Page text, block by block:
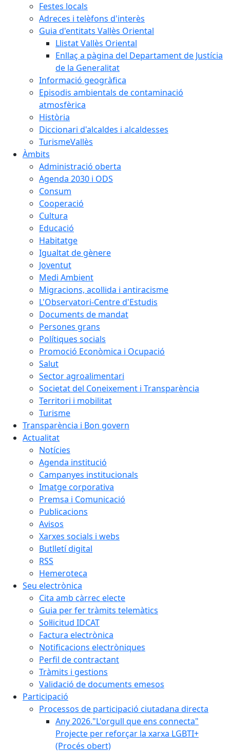
Festes locals
Adreces i telèfons d'interès
Guia d'entitats Vallès Oriental
Llistat Vallès Oriental
Enllaç a pàgina del Departament de Justícia
de la Generalitat
Informació geogràfica
Episodis ambientals de contaminació
atmosfèrica
Història
Diccionari d'alcaldes i alcaldesses
TurismeVallès
Àmbits
Administració oberta
Agenda 2030 i ODS
Consum
Cooperació
Cultura
Educació
Habitatge
Igualtat de gènere
Joventut
Medi Ambient
Migracions, acollida i antiracisme
L'Observatori-Centre d'Estudis
Documents de mandat
Persones grans
Polítiques socials
Promoció Econòmica i Ocupació
Salut
Sector agroalimentari
Societat del Coneixement i Transparència
Territori i mobilitat
Turisme
Transparència i Bon govern
Actualitat
Notícies
Agenda institució
Campanyes institucionals
Imatge corporativa
Premsa i Comunicació
Publicacions
Avisos
Xarxes socials i webs
Butlletí digital
RSS
Hemeroteca
Seu electrònica
Cita amb càrrec electe
Guia per fer tràmits telemàtics
Sol·licitud IDCAT
Factura electrònica
Notificacions electròniques
Perfil de contractant
Tràmits i gestions
Validació de documents emesos
Participació
Processos de participació ciutadana directa
Any 2026."L'orgull que ens connecta"
Projecte per reforçar la xarxa LGBTI+
(Procés obert)